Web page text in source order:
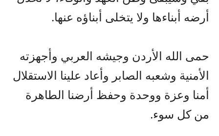
أرضه أبناءها ولا يتخلى أبناؤه عنها.
حمى الله الأردن وجيشه العربي وأجهزته
الأمنية وشعبه الصابر وأعاد علينا الاستقلال
أمنا وعزة ووحدة وحفظ أرضنا الطاهرة
من كل سوء.